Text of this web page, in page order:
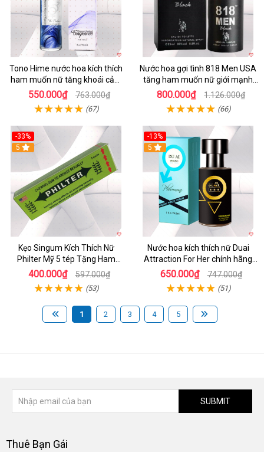
Tono Hime nước hoa kích thích
ham muốn nữ tăng khoái cảm
an toàn
550.000₫ 763.000₫
(67)
Nước hoa gợi tình 818 Men USA
tăng ham muốn nữ giới mạnh
nhất
800.000₫ 1.126.000₫
(66)
-33%
5
Kẹo Singum Kích Thích Nữ
Philter Mỹ 5 tép Tặng Ham
Muốn Gợi Tình
400.000₫ 597.000₫
(53)
-13%
Hot
5
Nước hoa kích thích nữ Duai
Attraction For Her chính hãng
30ml giá tốt
650.000₫ 747.000₫
(51)
1 2 3 4 5
SUBMIT
Thuê Bạn Gái